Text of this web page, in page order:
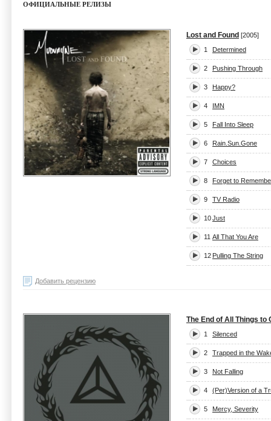
ОФИЦИАЛЬНЫЕ РЕЛИЗЫ
Lost and Found [2005]
1
Determined
2 Pushing Through
3 Happy?
4 IMN
5 Fall Into Sleep
6 Rain.Sun.Gone
7 Choices
8 Forget to
9 TV Radio
10Just
11 All That You Are
12 Pulling The String
Добавить рецензию
The End of All Things to
1 Silenced
2 Trapped in the
3 Not Falling
4 (Per)Version of a
5 Mercy, Severity